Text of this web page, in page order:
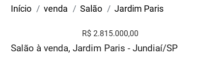
Início venda Salão Jardim Paris
R$ 2.815.000,00
Salão à venda, Jardim Paris - Jundiaí/SP